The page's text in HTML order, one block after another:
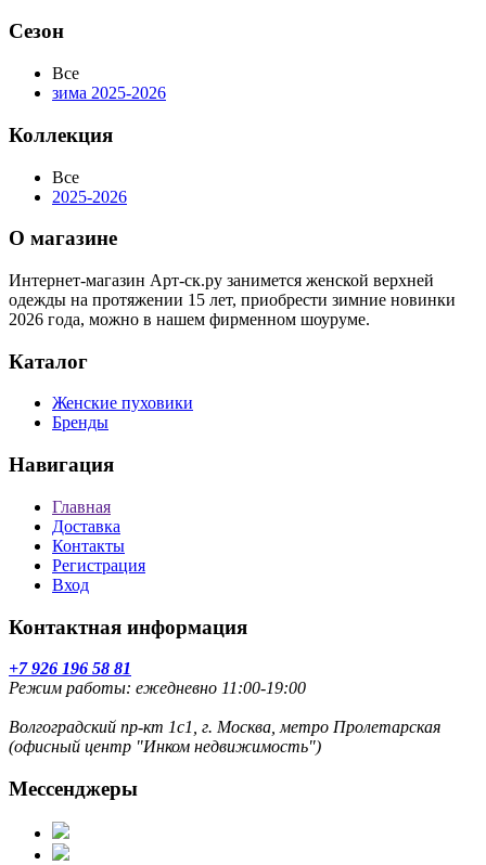
Сезон
Все
зима 2025-2026
Коллекция
Все
2025-2026
О магазине
Интернет-магазин Арт-ск.ру занимется женской верхней
одежды на протяжении 15 лет, приобрести зимние новинки
2026 года, можно в нашем фирменном шоуруме.
Каталог
Женские пуховики
Бренды
Навигация
Главная
Доставка
Контакты
Регистрация
Вход
Контактная информация
+7 926 196 58 81
Режим работы: ежедневно 11:00-19:00
Волгоградский пр-кт 1с1, г. Москва, метро Пролетарская
(офисный центр "Инком недвижимость")
Мессенджеры